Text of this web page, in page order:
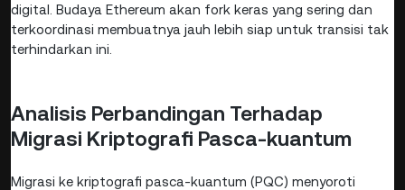
digital. Budaya Ethereum akan fork keras yang sering dan
terkoordinasi membuatnya jauh lebih siap untuk transisi tak
terhindarkan ini.
Analisis Perbandingan Terhadap
Migrasi Kriptografi Pasca-kuantum
Migrasi ke kriptografi pasca-kuantum (PQC) menyoroti